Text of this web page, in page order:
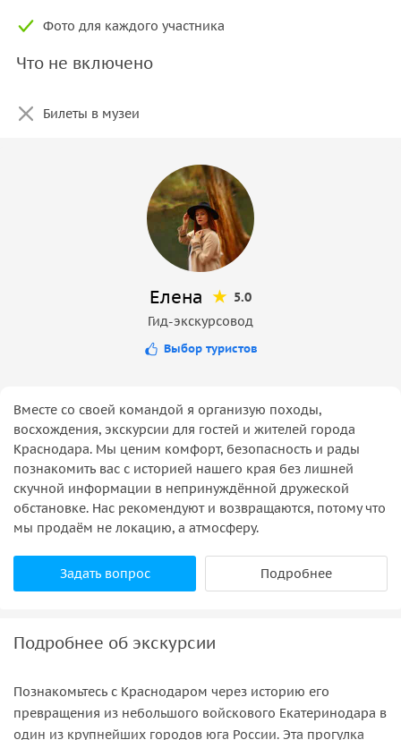
Фото для каждого участника
Что не включено
Билеты в музеи
Елена
5.0
Гид-экскурсовод
Выбор туристов
Вместе со своей командой я организую походы,
восхождения, экскурсии для гостей и жителей города
Краснодара. Мы ценим комфорт, безопасность и рады
познакомить вас с историей нашего края без лишней
скучной информации в непринуждённой дружеской
обстановке. Нас рекомендуют и возвращаются, потому что
мы продаём не локацию, а атмосферу.
Задать вопрос Подробнее
Подробнее об экскурсии
Познакомьтесь с Краснодаром через историю его
превращения из небольшого войскового Екатеринодара в
один из крупнейших городов юга России. Эта прогулка